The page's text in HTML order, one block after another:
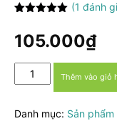
dựa trên
đánh giá
(1 đánh
105.000₫
Thuốc
Trixlazi
Bổ
Thêm vào giỏ
Danh mục: Sản